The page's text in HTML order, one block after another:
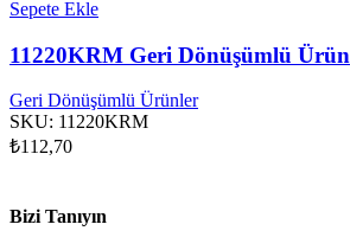
Ürün
adet
Sepete Ekle
11220KRM Geri Dönüşümlü Ürün
Geri Dönüşümlü Ürünler
SKU: 11220KRM
₺112,70
Bizi Tanıyın